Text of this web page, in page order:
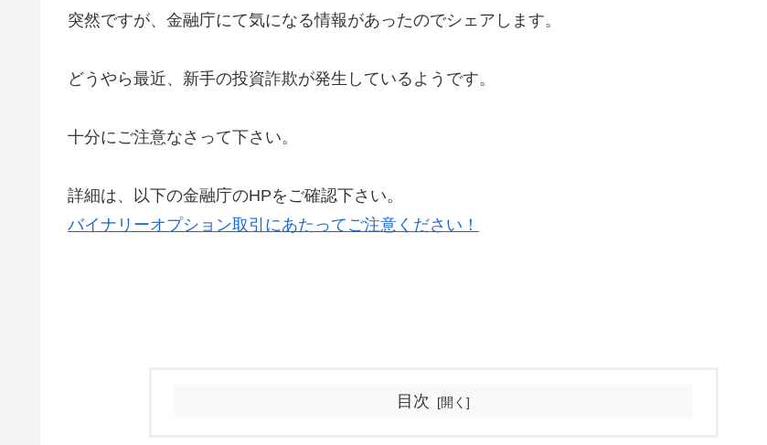
突然ですが、金融庁にて気になる情報があったのでシェアします。
どうやら最近、新手の投資詐欺が発生しているようです。
十分にご注意なさって下さい。
詳細は、以下の金融庁のHPをご確認下さい。
バイナリーオプション取引にあたってご注意ください！
目次